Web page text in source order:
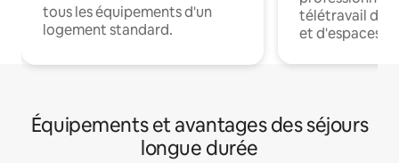
tous les équipements d'un
logement standard.
télétravail
et d'espaces
Équipements et avantages des séjours
longue durée